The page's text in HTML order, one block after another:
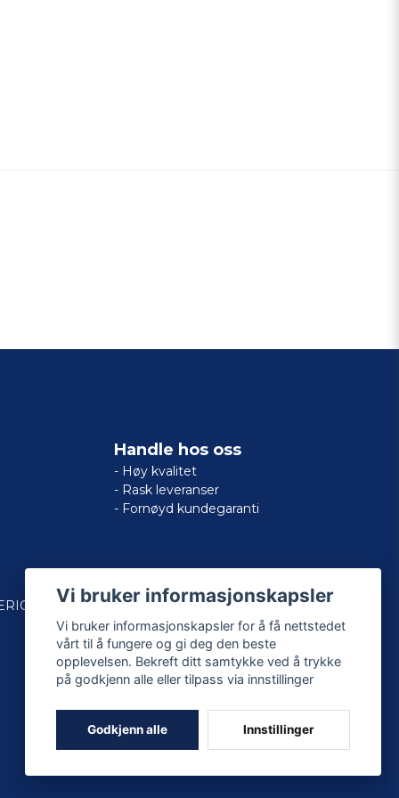
Handle hos oss
- Høy kvalitet
- Rask leveranser
- Fornøyd kundegaranti
Vi bruker informasjonskapsler
Vi bruker informasjonskapsler for å få nettstedet
vårt til å fungere og gi deg den beste
opplevelsen. Bekreft ditt samtykke ved å trykke
på godkjenn alle eller tilpass via innstillinger
Godkjenn alle Innstillinger